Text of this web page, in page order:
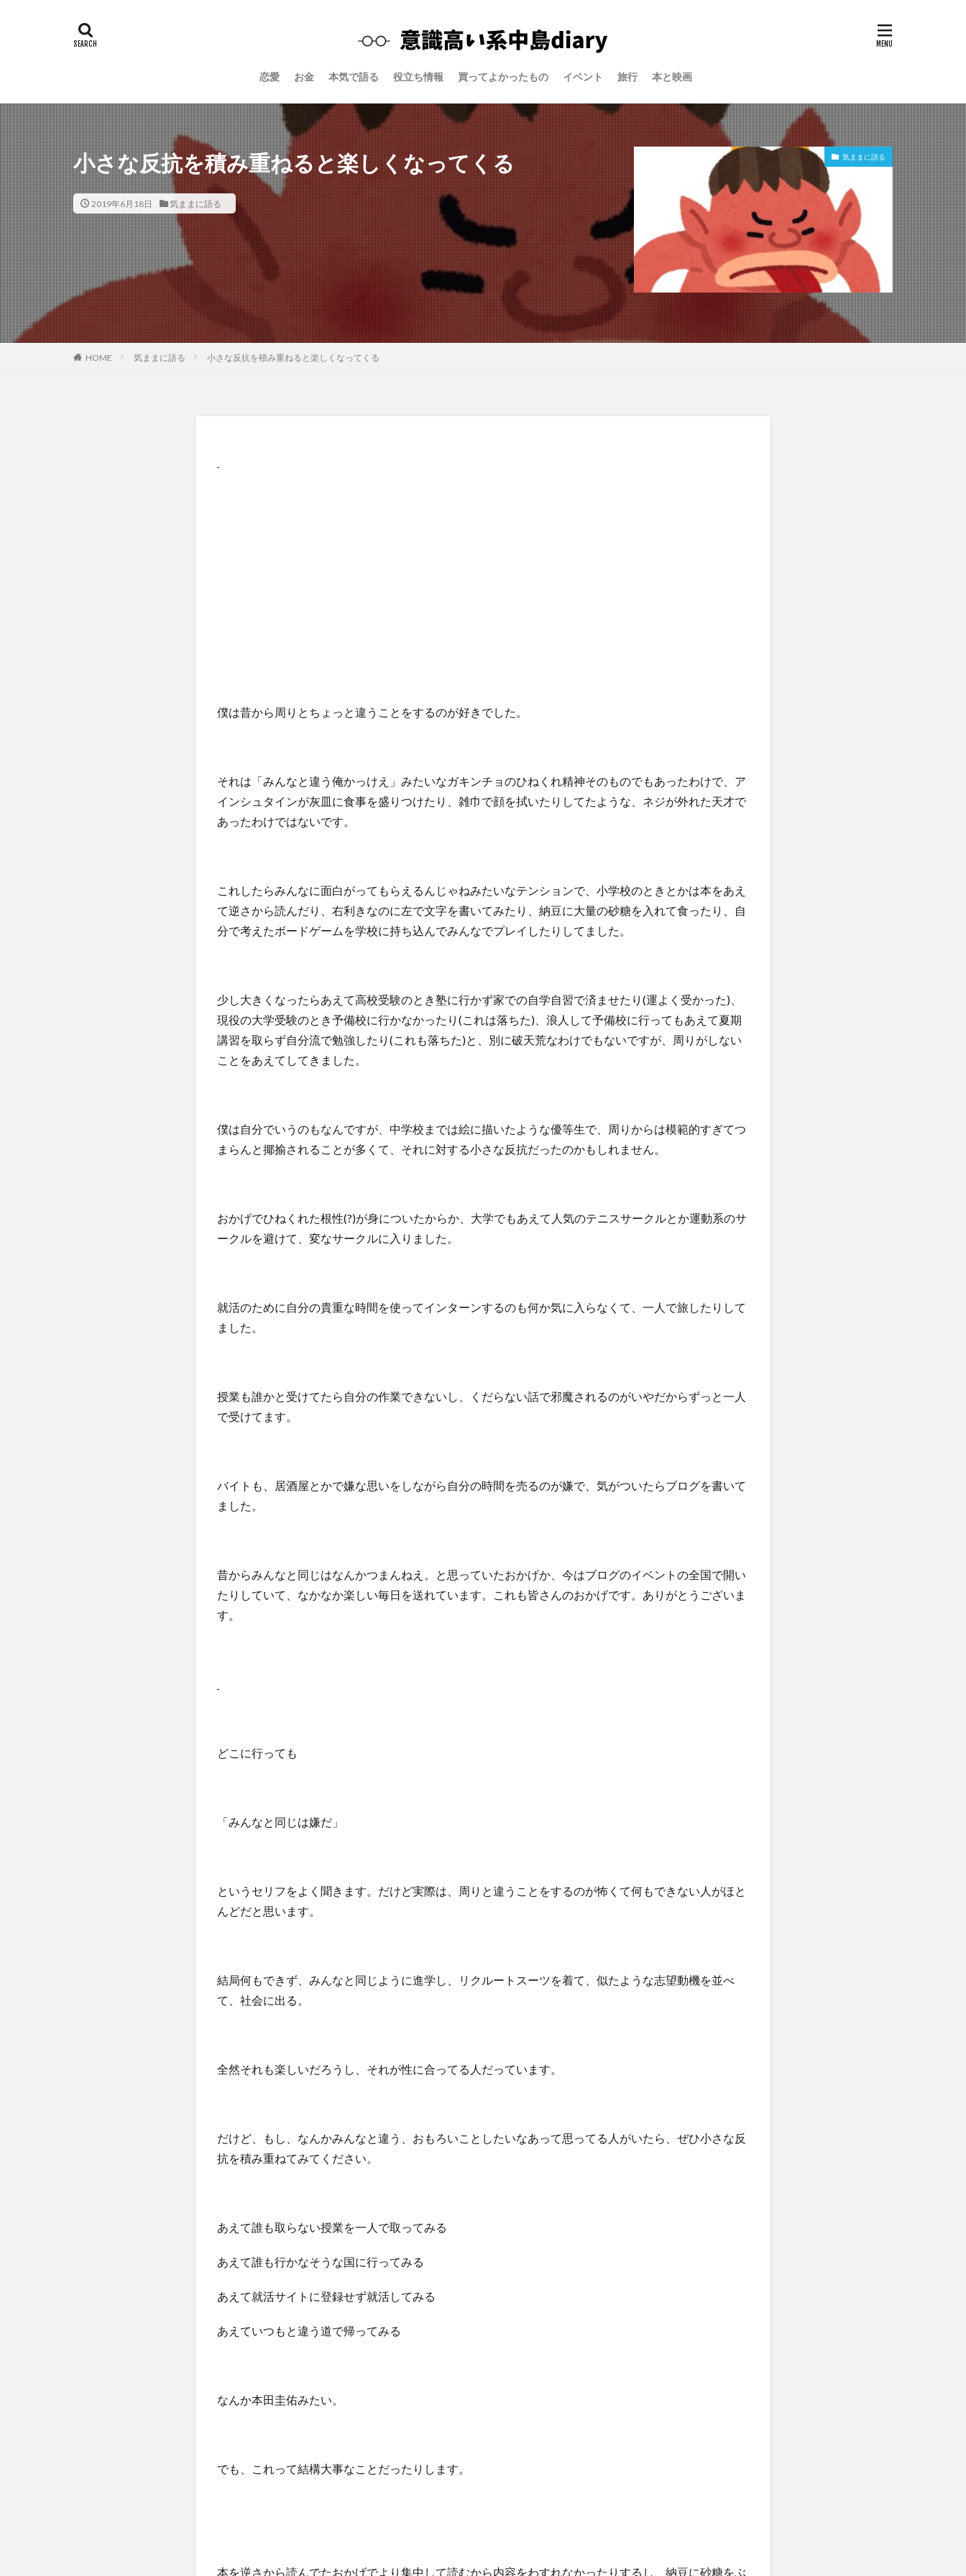
恋愛 お金 本気で語る 役立ち情報 買ってよかったもの イベント 旅行 本と映画
小さな反抗を積み重ねると楽しくなってくる
2019年6月18日 気ままに語る
気ままに語る
HOME 気ままに語る 小さな反抗を積み重ねると楽しくなってくる
僕は昔から周りとちょっと違うことをするのが好きでした。
それは「みんなと違う俺かっけえ」みたいなガキンチョのひねくれ精神そのものでもあったわけで、ア
インシュタインが灰皿に食事を盛りつけたり、雑巾で顔を拭いたりしてたような、ネジが外れた天才で
あったわけではないです。
これしたらみんなに面白がってもらえるんじゃねみたいなテンションで、小学校のときとかは本をあえ
て逆さから読んだり、右利きなのに左で文字を書いてみたり、納豆に大量の砂糖を入れて食ったり、自
分で考えたボードゲームを学校に持ち込んでみんなでプレイしたりしてました。
少し大きくなったらあえて高校受験のとき塾に行かず家での自学自習で済ませたり(運よく受かった)、
現役の大学受験のとき予備校に行かなかったり(これは落ちた)、浪人して予備校に行ってもあえて夏期
講習を取らず自分流で勉強したり(これも落ちた)と、別に破天荒なわけでもないですが、周りがしない
ことをあえてしてきました。
僕は自分でいうのもなんですが、中学校までは絵に描いたような優等生で、周りからは模範的すぎてつ
まらんと揶揄されることが多くて、それに対する小さな反抗だったのかもしれません。
おかげでひねくれた根性(?)が身についたからか、大学でもあえて人気のテニスサークルとか運動系のサ
ークルを避けて、変なサークルに入りました。
就活のために自分の貴重な時間を使ってインターンするのも何か気に入らなくて、一人で旅したりして
ました。
授業も誰かと受けてたら自分の作業できないし、くだらない話で邪魔されるのがいやだからずっと一人
で受けてます。
バイトも、居酒屋とかで嫌な思いをしながら自分の時間を売るのが嫌で、気がついたらブログを書いて
ました。
昔からみんなと同じはなんかつまんねえ。と思っていたおかげか、今はブログのイベントの全国で開い
たりしていて、なかなか楽しい毎日を送れています。これも皆さんのおかげです。ありがとうございま
す。
どこに行っても
「みんなと同じは嫌だ」
というセリフをよく聞きます。だけど実際は、周りと違うことをするのが怖くて何もできない人がほと
んどだと思います。
結局何もできず、みんなと同じように進学し、リクルートスーツを着て、似たような志望動機を並べ
て、社会に出る。
全然それも楽しいだろうし、それが性に合ってる人だっています。
だけど、もし、なんかみんなと違う、おもろいことしたいなあって思ってる人がいたら、ぜひ小さな反
抗を積み重ねてみてください。
あえて誰も取らない授業を一人で取ってみる
あえて誰も行かなそうな国に行ってみる
あえて就活サイトに登録せず就活してみる
あえていつもと違う道で帰ってみる
なんか本田圭佑みたい。
でも、これって結構大事なことだったりします。
本を逆さから読んでたおかげでより集中して読むから内容をわすれなかったりするし、納豆に砂糖をぶ